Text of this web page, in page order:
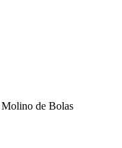
de Bolas